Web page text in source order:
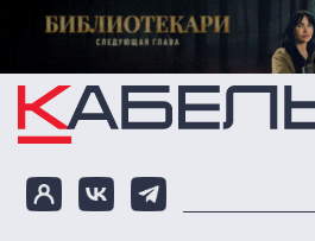
Перейти к основному содержанию